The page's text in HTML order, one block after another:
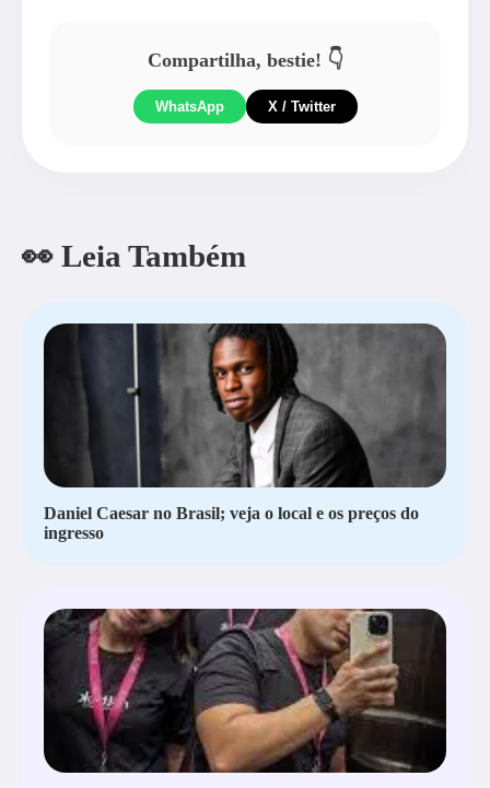
Compartilha, bestie! 👇
WhatsApp X / Twitter
👀 Leia Também
Daniel Caesar no Brasil; veja o local e os preços do
ingresso